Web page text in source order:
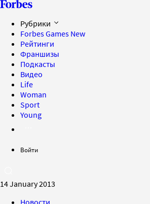
Рубрики
Forbes Games New
Рейтинги
Франшизы
Подкасты
Видео
Life
Woman
Sport
Young
Войти
14 January 2013
Новости